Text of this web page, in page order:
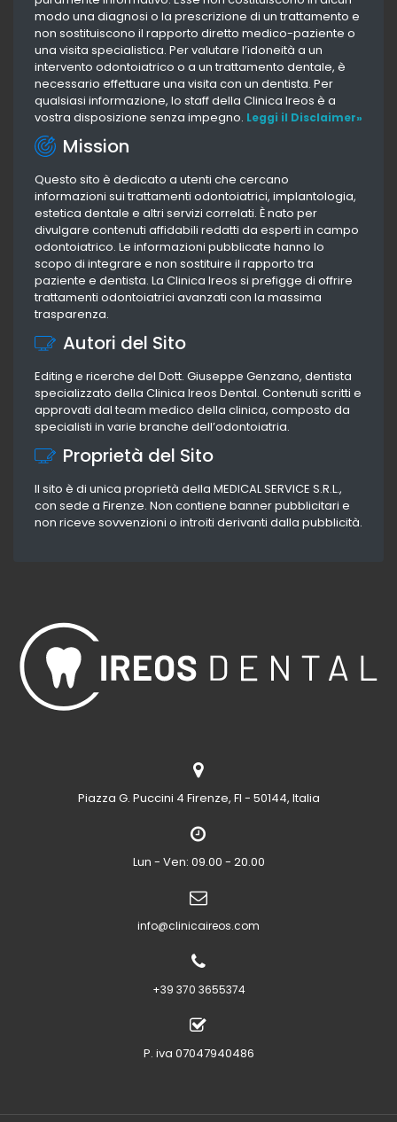
modo una diagnosi o la prescrizione di un trattamento e
non sostituiscono il rapporto diretto medico-paziente o
una visita specialistica. Per valutare l’idoneità a un
intervento odontoiatrico o a un trattamento dentale, è
necessario effettuare una visita con un dentista. Per
qualsiasi informazione, lo staff della Clinica Ireos è a
vostra disposizione senza impegno. Leggi il Disclaimer»
Mission
Questo sito è dedicato a utenti che cercano
informazioni sui trattamenti odontoiatrici, implantologia,
estetica dentale e altri servizi correlati. È nato per
divulgare contenuti affidabili redatti da esperti in campo
odontoiatrico. Le informazioni pubblicate hanno lo
scopo di integrare e non sostituire il rapporto tra
paziente e dentista. La Clinica Ireos si prefigge di offrire
trattamenti odontoiatrici avanzati con la massima
trasparenza.
Autori del Sito
Editing e ricerche del Dott. Giuseppe Genzano, dentista
specializzato della Clinica Ireos Dental. Contenuti scritti e
approvati dal team medico della clinica, composto da
specialisti in varie branche dell’odontoiatria.
Proprietà del Sito
Il sito è di unica proprietà della MEDICAL SERVICE S.R.L.,
con sede a Firenze. Non contiene banner pubblicitari e
non riceve sovvenzioni o introiti derivanti dalla pubblicità.
Piazza G. Puccini 4 Firenze, FI - 50144, Italia
Lun - Ven: 09.00 - 20.00
info@clinicaireos.com
+39 370 3655374
P. iva 07047940486